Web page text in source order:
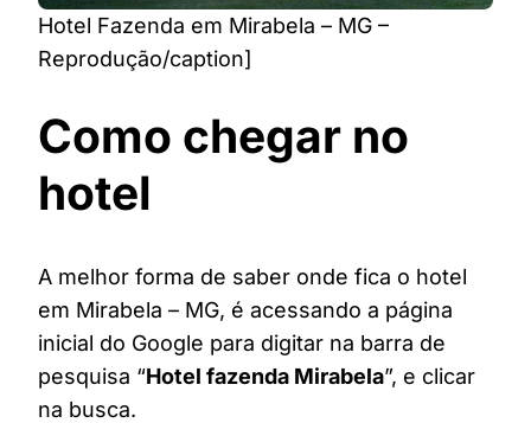
Hotel Fazenda em Mirabela – MG –
Reprodução/caption]
Como chegar no
hotel
A melhor forma de saber onde fica o hotel
em Mirabela – MG, é acessando a página
inicial do Google para digitar na barra de
pesquisa “Hotel fazenda Mirabela”, e clicar
na busca.